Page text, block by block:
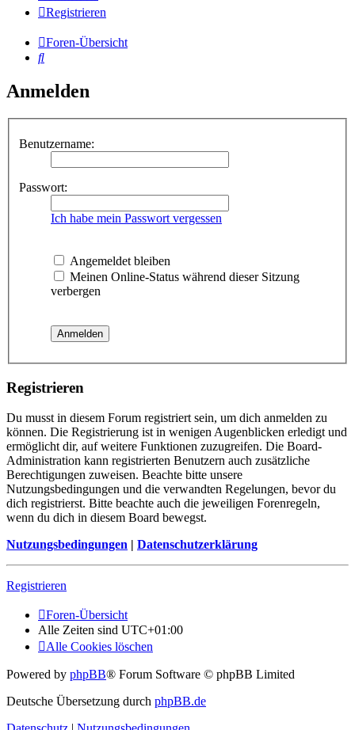
Registrieren
Foren-Übersicht
Suche
Anmelden
Benutzername:
Passwort:
Ich habe mein Passwort vergessen
Angemeldet bleiben
Meinen Online-Status während dieser Sitzung
verbergen
Registrieren
Du musst in diesem Forum registriert sein, um dich anmelden zu
können. Die Registrierung ist in wenigen Augenblicken erledigt und
ermöglicht dir, auf weitere Funktionen zuzugreifen. Die Board-
Administration kann registrierten Benutzern auch zusätzliche
Berechtigungen zuweisen. Beachte bitte unsere
Nutzungsbedingungen und die verwandten Regelungen, bevor du
dich registrierst. Bitte beachte auch die jeweiligen Forenregeln,
wenn du dich in diesem Board bewegst.
Nutzungsbedingungen | Datenschutzerklärung
Registrieren
Foren-Übersicht
Alle Zeiten sind UTC+01:00
Alle Cookies löschen
Powered by phpBB® Forum Software © phpBB Limited
Deutsche Übersetzung durch phpBB.de